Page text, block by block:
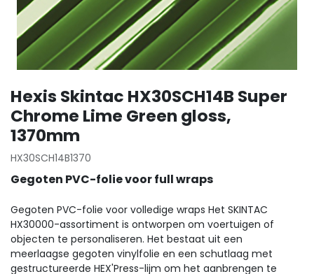
Hexis Skintac HX30SCH14B Super
Chrome Lime Green gloss,
1370mm
HX30SCH14B1370
Gegoten PVC-folie voor full wraps
Gegoten PVC-folie voor volledige wraps Het SKINTAC
HX30000-assortiment is ontworpen om voertuigen of
objecten te personaliseren. Het bestaat uit een
meerlaagse gegoten vinylfolie en een schutlaag met
gestructureerde HEX'Press-lijm om het aanbrengen te